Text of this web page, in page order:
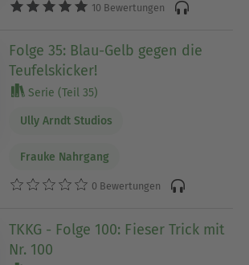
10 Bewertungen
Folge 35: Blau-Gelb gegen die
Teufelskicker!
Serie (Teil 35)
Ully Arndt Studios
Frauke Nahrgang
0 Bewertungen
TKKG - Folge 100: Fieser Trick mit
Nr. 100